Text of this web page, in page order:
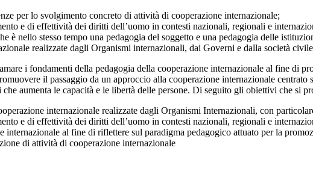
per lo svolgimento concreto di attività di cooperazione internazionale;
e di effettività dei diritti dell’uomo in contesti nazionali, regionali e
è nello stesso tempo una pedagogia del soggetto e una pedagogia delle
realizzate dagli Organismi internazionali, dai Governi e dalla società
i fondamenti della pedagogia della cooperazione internazionale al fine di
il passaggio da un approccio alla cooperazione internazionale
aumenta le capacità e le libertà delle persone. Di seguito gli obiettivi che si
internazionale realizzate dagli Organismi Internazionali, con
e di effettività dei diritti dell’uomo in contesti nazionali, regionali e
internazionale al fine di riflettere sul paradigma pedagogico attuato per la
di attività di cooperazione internazionale